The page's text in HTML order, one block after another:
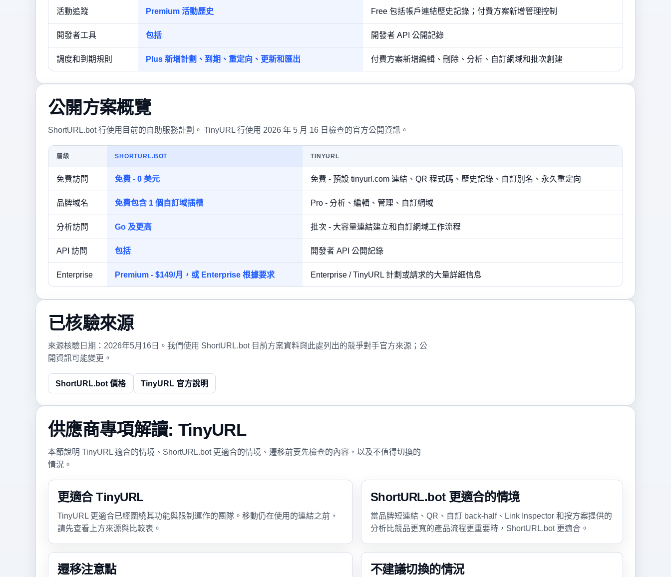
活動追蹤 Premium 活動歷史 Free 包括帳戶連結歷史記錄；付費方案新增管理控制
開發者工具 包括 開發者 API 公開記錄
調度和到期規則 Plus 新增計劃、到期、重定向、更新和匯出 付費方案新增編輯、刪除、分析、自訂網域和批次創建
公開方案概覽
ShortURL.bot 行使用目前的自助服務計劃。 TinyURL 行使用 2026 年 5 月 16 日檢查的官方公開資訊。
層級 SHORTURL.BOT TINYURL
免費訪問 免費 - 0 美元 免費 - 預設 tinyurl.com 連結、QR 程式碼、歷史記錄、自訂別名、永久重定向
品牌域名 免費包含 1 個自訂域插槽 Pro - 分析、編輯、管理、自訂網域
分析訪問 Go 及更高 批次 - 大容量連結建立和自訂網域工作流程
API 訪問 包括 開發者 API 公開記錄
Enterprise Premium - $149/月，或 Enterprise 根據要求 Enterprise / TinyURL 計劃或請求的大量詳細信息
已核驗來源
來源核驗日期：2026年5月16日。我們使用 ShortURL.bot 目前方案資料與此處列出的競爭對手官方來源；公
開資訊可能變更。
ShortURL.bot 價格 TinyURL 官方說明
供應商專項解讀: TinyURL
本節說明 TinyURL 適合的情境、ShortURL.bot 更適合的情境、遷移前要先檢查的內容，以及不值得切換的
情況。
更適合 TinyURL
TinyURL 更適合已經圍繞其功能與限制運作的團隊。移動仍在使用的連結之前，
請先查看上方來源與比較表。
ShortURL.bot 更適合的情境
當品牌短連結、QR、自訂 back-half、Link Inspector 和按方案提供的
分析比競品更寬的產品流程更重要時，ShortURL.bot 更適合。
遷移注意點 不建議切換的情況